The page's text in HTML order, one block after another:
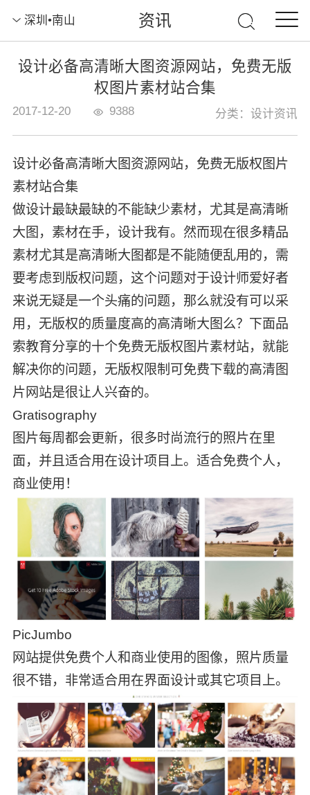
深圳•南山 资讯
设计必备高清晰大图资源网站，免费无版
权图片素材站合集
2017-12-20 9388 分类：设计资讯
设计必备高清晰大图资源网站，免费无版权图片
素材站合集
做设计最缺最缺的不能缺少素材，尤其是高清晰
大图，素材在手，设计我有。然而现在很多精品
素材尤其是高清晰大图都是不能随便乱用的，需
要考虑到版权问题，这个问题对于设计师爱好者
来说无疑是一个头痛的问题，那么就没有可以采
用，无版权的质量度高的高清晰大图么？下面品
索教育分享的十个免费无版权图片素材站，就能
解决你的问题，无版权限制可免费下载的高清图
片网站是很让人兴奋的。
Gratisography
图片每周都会更新，很多时尚流行的照片在里
面，并且适合用在设计项目上。适合免费个人，
商业使用！
PicJumbo
网站提供免费个人和商业使用的图像，照片质量
很不错，非常适合用在界面设计或其它项目上。